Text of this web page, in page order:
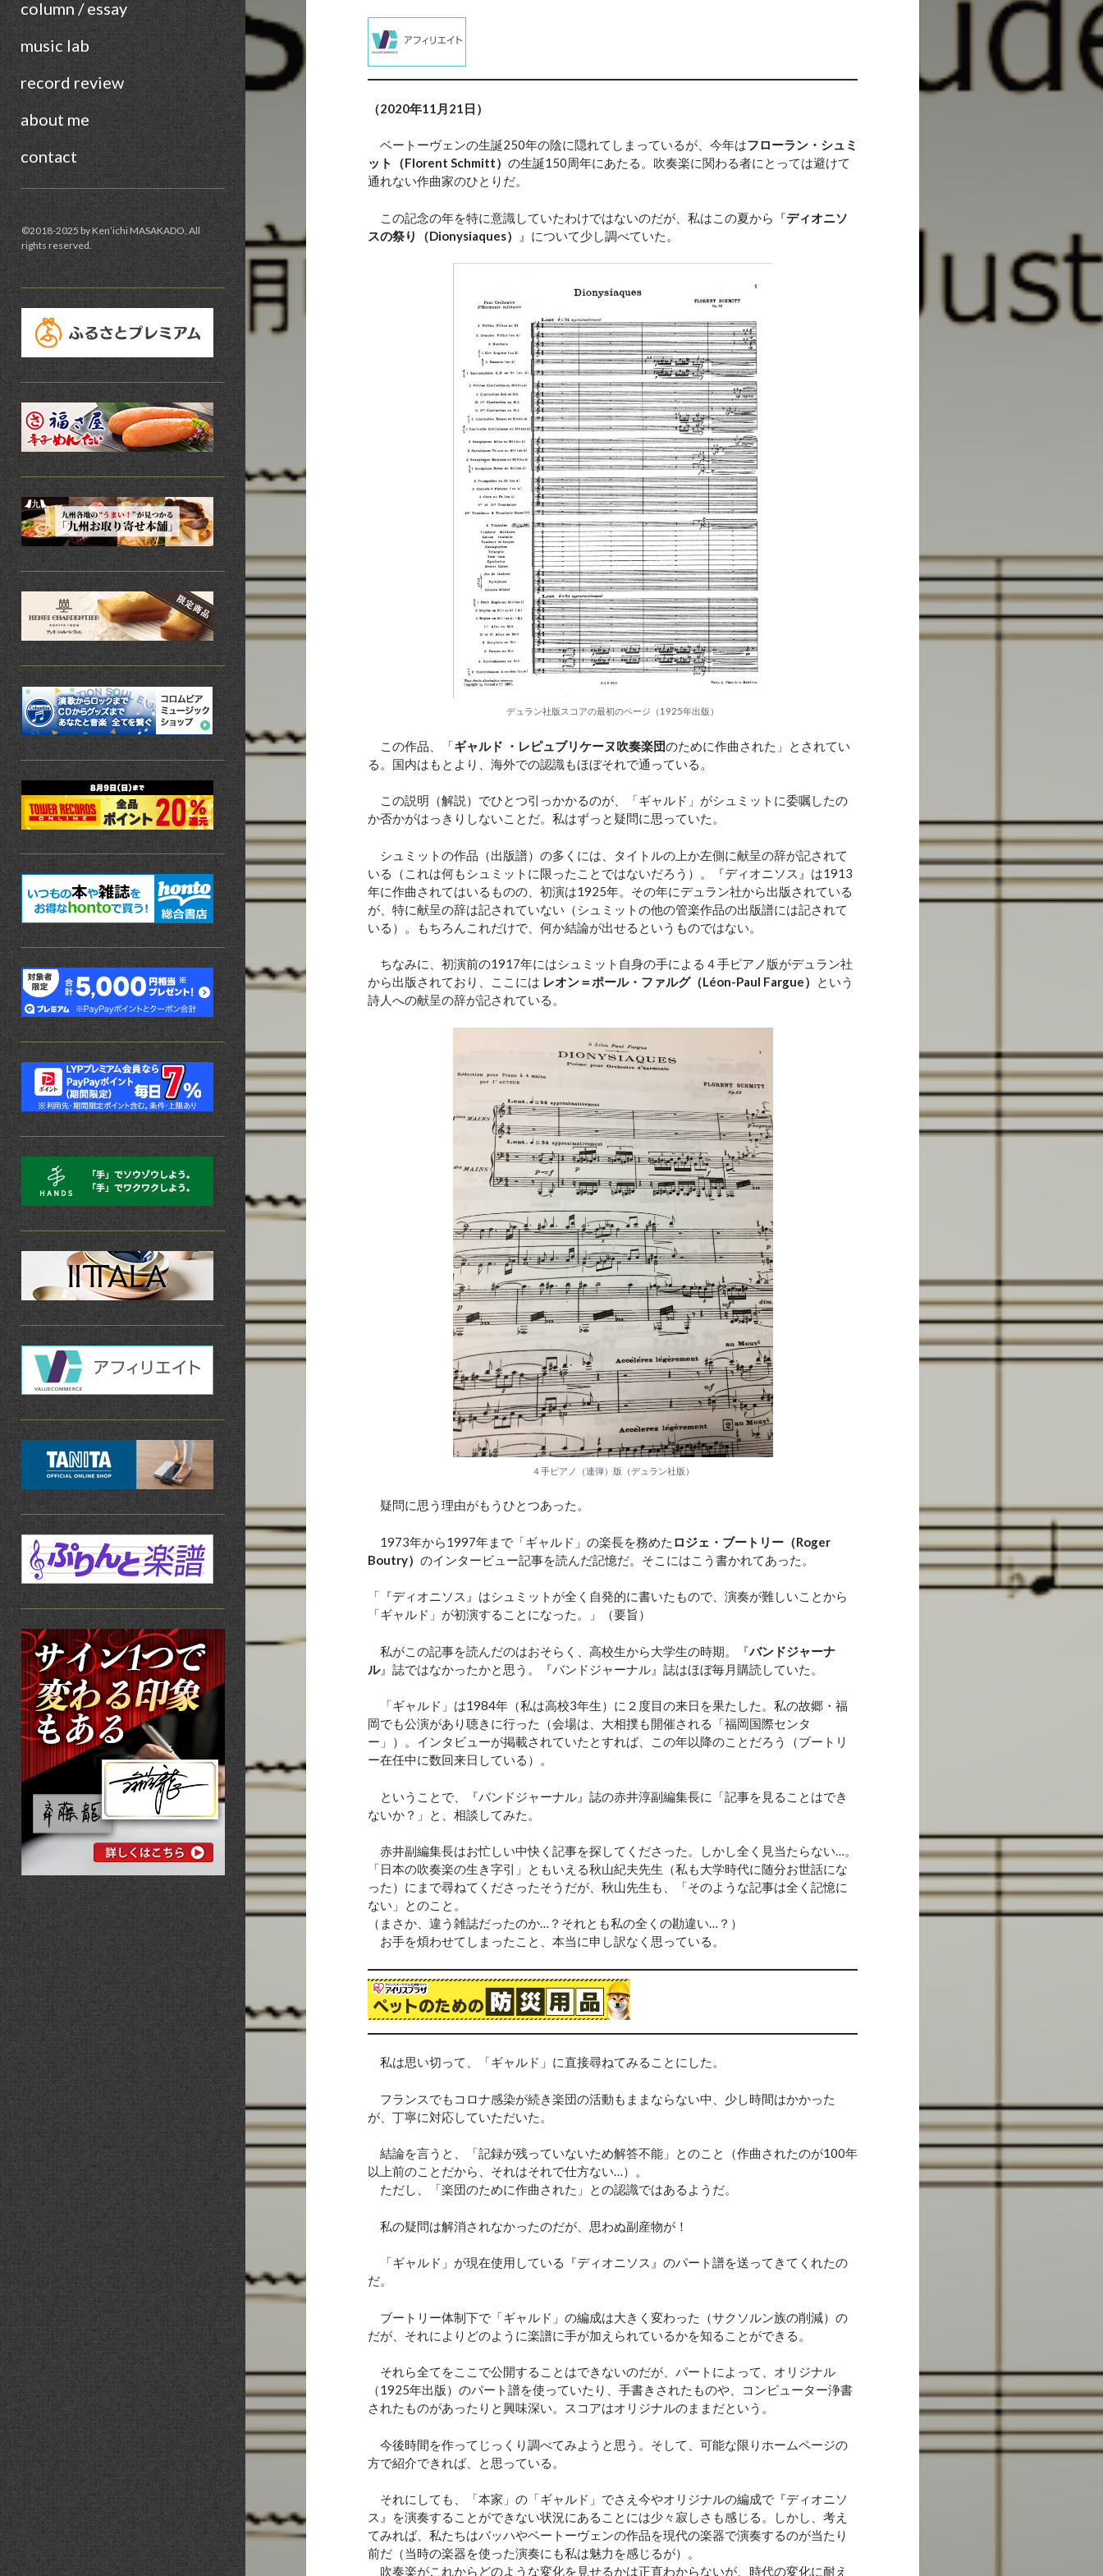
column / essay
music lab
record review
about me
contact
Sidebar
©︎2018-2025 by Ken’ichi MASAKADO, All
rights reserved.
（2020年11月21日）
ベートーヴェンの生誕250年の陰に隠れてしまっているが、今年はフローラン・シュミ
ット（Florent Schmitt）の生誕150周年にあたる。吹奏楽に関わる者にとっては避けて
通れない作曲家のひとりだ。
この記念の年を特に意識していたわけではないのだが、私はこの夏から『ディオニソ
スの祭り（Dionysiaques）
』について少し調べていた。
デュラン社版スコアの最初のページ（1925年出版）
この作品、「ギャルド ・レピュブリケーヌ吹奏楽団のために作曲された」とされてい
る。国内はもとより、海外での認識もほぼそれで通っている。
この説明（解説）でひとつ引っかかるのが、「ギャルド」がシュミットに委嘱したの
か否かがはっきりしないことだ。私はずっと疑問に思っていた。
シュミットの作品（出版譜）の多くには、タイトルの上か左側に献呈の辞が記されて
いる（これは何もシュミットに限ったことではないだろう）。『ディオニソス』は1913
年に作曲されてはいるものの、初演は1925年。その年にデュラン社から出版されている
が、特に献呈の辞は記されていない（シュミットの他の管楽作品の出版譜には記されて
いる）。もちろんこれだけで、何か結論が出せるというものではない。
ちなみに、初演前の1917年にはシュミット自身の手による４手ピアノ版がデュラン社
から出版されており、ここには レオン＝ポール・ファルグ（Léon-Paul Fargue）
という
詩人への献呈の辞が記されている。
４手ピアノ（連弾）版（デュラン社版）
疑問に思う理由がもうひとつあった。
1973年から1997年まで「ギャルド」の楽長を務めた ロジェ・ブートリー（Roger
Boutry）のインタービュー記事を読んだ記憶だ。そこにはこう書かれてあった。
「『ディオニソス』はシュミットが全く自発的に書いたもので、演奏が難しいことから
「ギャルド」が初演することになった。」（要旨）
私がこの記事を読んだのはおそらく、高校生から大学生の時期。『バンドジャーナ
ル』誌ではなかったかと思う。『バンドジャーナル』誌はほぼ毎月購読していた。
「ギャルド」は1984年（私は高校3年生）に２度目の来日を果たした。私の故郷・福
岡でも公演があり聴きに行った（会場は、大相撲も開催される「福岡国際センタ
ー」）。インタビューが掲載されていたとすれば、この年以降のことだろう（ブートリ
ー在任中に数回来日している）。
ということで、『バンドジャーナル』誌の赤井淳副編集長に「記事を見ることはでき
ないか？」と、相談してみた。
赤井副編集長はお忙しい中快く記事を探してくださった。しかし全く見当たらない…。
「日本の吹奏楽の生き字引」ともいえる秋山紀夫先生（私も大学時代に随分お世話にな
った）にまで尋ねてくださったそうだが、秋山先生も、「そのような記事は全く記憶に
ない」とのこと。
（まさか、違う雑誌だったのか…？それとも私の全くの勘違い…？）
お手を煩わせてしまったこと、本当に申し訳なく思っている。
私は思い切って、「ギャルド」に直接尋ねてみることにした。
フランスでもコロナ感染が続き楽団の活動もままならない中、少し時間はかかった
が、丁寧に対応していただいた。
結論を言うと、「記録が残っていないため解答不能」とのこと（作曲されたのが100年
以上前のことだから、それはそれで仕方ない…）。
ただし、「楽団のために作曲された」との認識ではあるようだ。
私の疑問は解消されなかったのだが、思わぬ副産物が！
「ギャルド」が現在使用している『ディオニソス』のパート譜を送ってきてくれたの
だ。
ブートリー体制下で「ギャルド」の編成は大きく変わった（サクソルン族の削減）の
だが、それによりどのように楽譜に手が加えられているかを知ることができる。
それら全てをここで公開することはできないのだが、パートによって、オリジナル
（1925年出版）のパート譜を使っていたり、手書きされたものや、コンピューター浄書
されたものがあったりと興味深い。スコアはオリジナルのままだという。
今後時間を作ってじっくり調べてみようと思う。そして、可能な限りホームページの
方で紹介できれば、と思っている。
それにしても、「本家」の「ギャルド」でさえ今やオリジナルの編成で『ディオニソ
ス』を演奏することができない状況にあることには少々寂しさも感じる。しかし、考え
てみれば、私たちはバッハやベートーヴェンの作品を現代の楽器で演奏するのが当たり
前だ（当時の楽器を使った演奏にも私は魅力を感じるが）。
吹奏楽がこれからどのような変化を見せるかは正直わからないが、時代の変化に耐え